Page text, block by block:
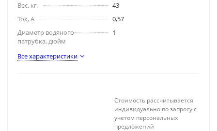
Вес, кг.
43
Ток, А
0,57
Диаметр водяного
патрубка, дюйм
1
Все характеристики
Стоимость рассчитывается
индивидуально по запросу с
учетом персональных
предложений